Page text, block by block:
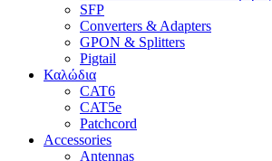
SFP
Converters & Adapters
GPON & Splitters
Pigtail
Καλώδια
CAT6
CAT5e
Patchcord
Accessories
Antennas